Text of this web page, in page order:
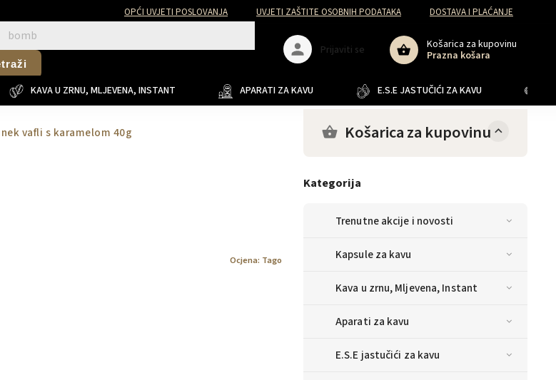
OPĆI UVJETI POSLOVANJA UVJETI ZAŠTITE OSOBNIH PODATAKA
DOSTAVA I PLAĆANJE
Košarica za kupovinu
Prazna košara
Prijaviti se
KAVA U ZRNU, MLJEVENA, INSTANT APARATI ZA KAVU E.S.E JASTUČIĆI ZA KAVU
vafli s karamelom 40g Košarica za kupovinu
Kategorija
Trenutne akcije i novosti
Kapsule za kavu
Kava u zrnu, Mljevena, Instant
Aparati za kavu
E.S.E jastučići za kavu
Ocjena: Tago